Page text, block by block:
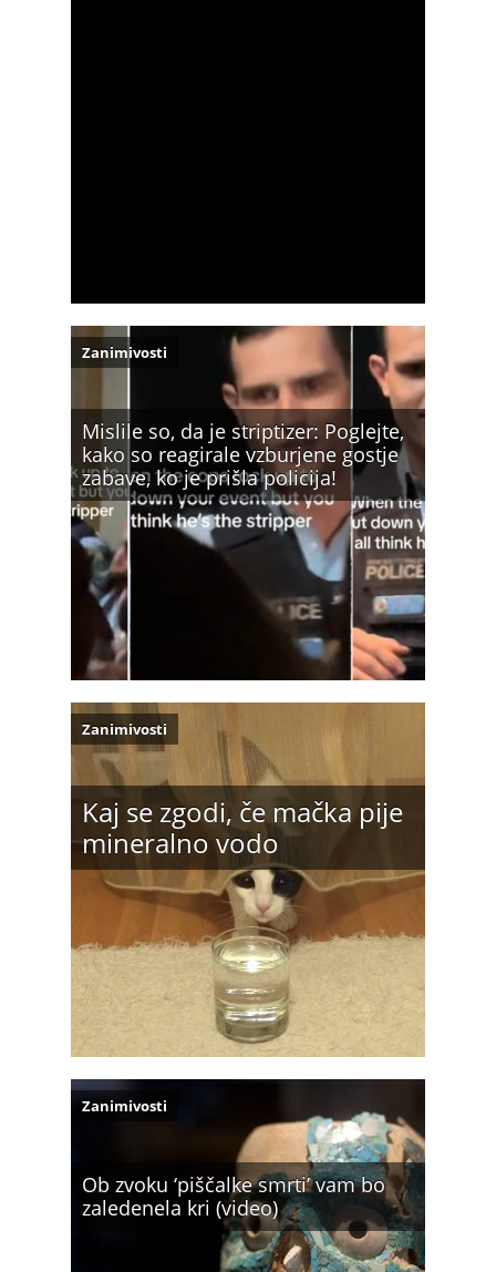
Mislile so, da je striptizer: Poglejte,
kako so reagirale vzburjene gostje
zabave, ko je prišla policija!
Zanimivosti
Kaj se zgodi, če mačka pije
mineralno vodo
Zanimivosti
Ob zvoku ‘piščalke smrti’ vam bo
zaledenela kri (video)
Zanimivosti